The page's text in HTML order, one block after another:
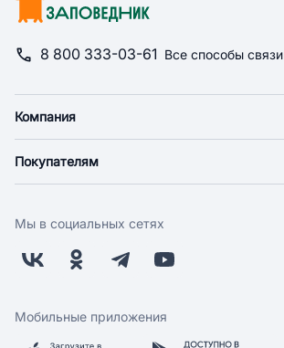
8 800 333-03-61 Все способы связи
Компания
Новости
Поставщикам
Заводчикам
Обратная связь
Покупателям
Оплата
Бонусная программа
Скидки и акции
Мы в социальных сетях
Мобильные приложения